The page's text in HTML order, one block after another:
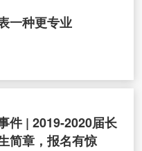
一种更专业
件 | 2019-2020届长
简章，报名有惊